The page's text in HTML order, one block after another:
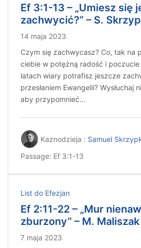
Ef 3:1-13 – „Umiesz się
zachwycić?” – S.
14 maja 2023
Czym się zachwycasz? Co, tak na
ciebie w potężną radość i
latach wiary potrafisz jeszcze
przesłaniem Ewangelii? Wysłuchaj
aby przypomnieć…
Kaznodzieja : Samuel
Passage: Ef 3:1-13
List do Efezjan
Ef 2:11-22 – „Mur
zburzony” – M. Maliszak
7 maja 2023